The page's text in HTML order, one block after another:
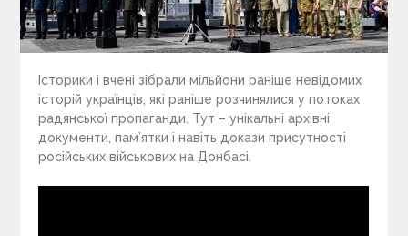
Історики і вчені зібрали мільйони раніше невідомих
історій українців, які раніше розчинялися у потоках
радянської пропаганди. Тут – унікальні архівні
документи, пам’ятки і навіть докази присутності
російських військових на Донбасі.